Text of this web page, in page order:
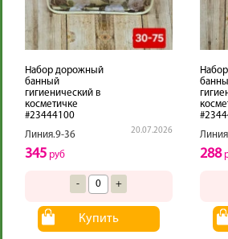
Набор дорожный
банный
гигиенический в
косметичке
#23444100
Линия.9-36
20.07.2026
345 руб
- +
Купить
288